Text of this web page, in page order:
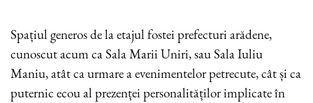
Spațiul generos de la etajul fostei prefecturi arădene,
cunoscut acum ca Sala Marii Uniri, sau Sala Iuliu
Maniu, atât ca urmare a evenimentelor petrecute, cât și ca
puternic ecou al prezenței personalităților implicate în